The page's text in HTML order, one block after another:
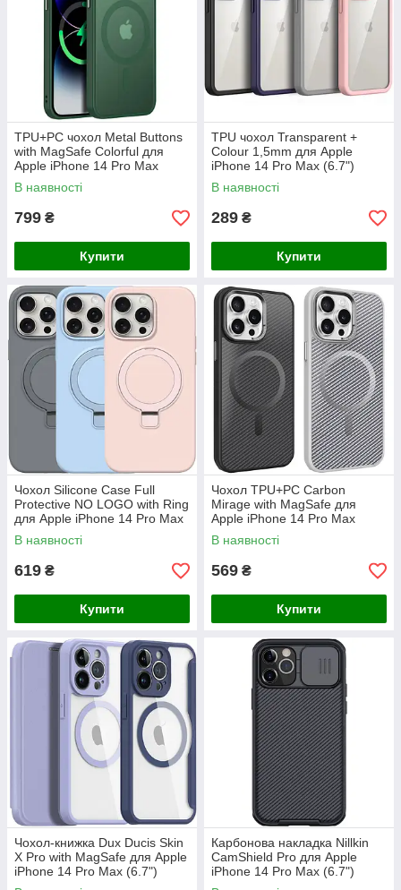
TPU+PC чохол Metal Buttons
with MagSafe Colorful для
Apple iPhone 14 Pro Max
(6.7")
В наявності
799 ₴
Купити
TPU чохол Transparent +
Colour 1,5mm для Apple
iPhone 14 Pro Max (6.7")
В наявності
289 ₴
Купити
Чохол Silicone Case Full
Protective NO LOGO with Ring
для Apple iPhone 14 Pro Max
(6.7")
В наявності
619 ₴
Купити
Чохол TPU+PC Carbon
Mirage with MagSafe для
Apple iPhone 14 Pro Max
(6.7")
В наявності
569 ₴
Купити
Чохол-книжка Dux Ducis Skin
X Pro with MagSafe для Apple
iPhone 14 Pro Max (6.7")
Карбонова накладка Nillkin
CamShield Pro для Apple
iPhone 14 Pro Max (6.7")